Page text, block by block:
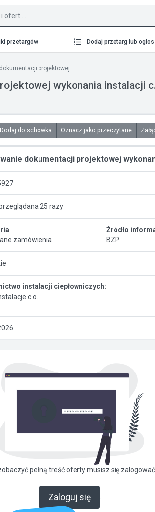
przetargów Dodaj przetarg lub
projektowej...
wykonania instalacji
Dodaj do schowka Oznacz jako przeczytane
dokumentacji projektowej
25 razy
zamówienia
Źródło
BZP
instalacji ciepłowniczych:
c.o.
pełną treść oferty musisz się zalogować.
Zaloguj się